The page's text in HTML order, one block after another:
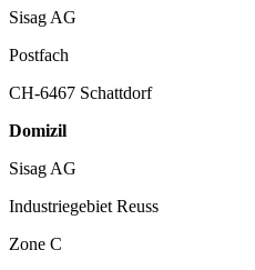
Sisag AG
Postfach
CH-6467 Schattdorf
Domizil
Sisag AG
Industriegebiet Reuss
Zone C